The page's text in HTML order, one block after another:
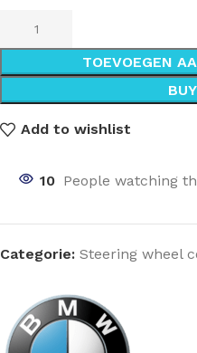
TOEVOEGEN
Add to wishlist
10 People watching
Categorie: Steering wheel